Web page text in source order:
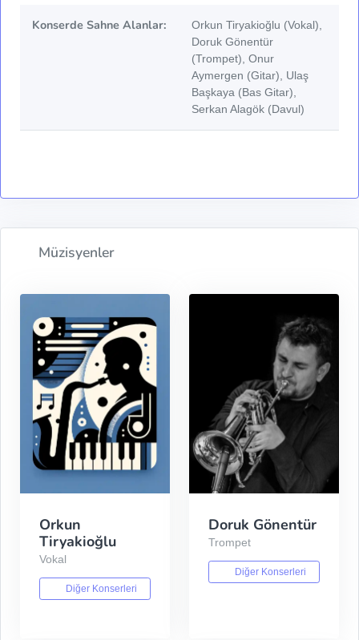
Konserde Sahne Alanlar:
Orkun Tiryakioğlu (Vokal),
Doruk Gönentür
(Trompet), Onur
Aymergen (Gitar), Ulaş
Başkaya (Bas Gitar),
Serkan Alagök (Davul)
Müzisyenler
Orkun
Tiryakioğlu
Vokal
Diğer Konserleri
Doruk Gönentür
Trompet
Diğer Konserleri